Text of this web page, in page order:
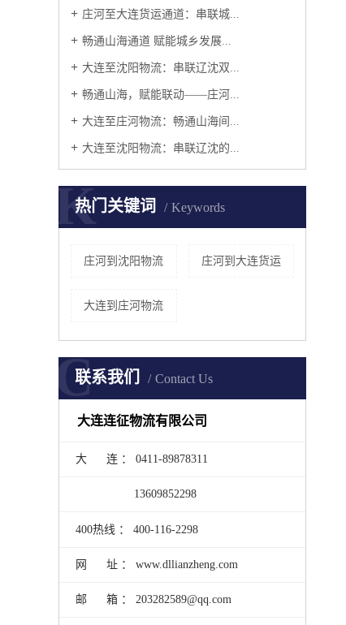
庄河至大连货运通道：串联城...
畅通山海通道 赋能城乡发展...
大连至沈阳物流：串联辽沈双...
畅通山海，赋能联动——庄河...
大连至庄河物流：畅通山海间...
大连至沈阳物流：串联辽沈的...
热门关键词 Keywords
K
庄河到沈阳物流 庄河到大连货运
大连到庄河物流
联系我们 Contact Us
C
大连连征物流有限公司
大 连 ： 0411-89878311
13609852298
400热线 ： 400-116-2298
网 址 ： www.dllianzheng.com
邮 箱 ： 203282589@qq.com